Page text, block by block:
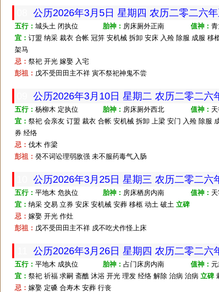
公历2026年3月5日 星期四 农历二零二六
五行： 城头土 闭执位 胎神： 房床厕外正南 值神：
宜： 订盟 纳采 裁衣 合帐 冠笄 安机械 拆卸 安床 入殓 除服 成服 移
架马
忌： 祭祀 开光 嫁娶 入宅
彭祖： 戊不受田田主不祥 寅不祭祀神鬼不尝
公历2026年3月10日 星期二 农历二零二
五行： 杨柳木 定执位 胎神： 房床厕外西北 值神：
宜： 祭祀 会亲友 订盟 裁衣 合帐 安机械 拆卸 上梁 安门 入殓 除服
券 经络
忌： 伐木 作梁
彭祖： 癸不词讼理弱敌强 未不服药毒气入肠
公历2026年3月25日 星期三 农历二零二
五行： 平地木 危执位 胎神： 房床栖房内南 值神：
宜： 纳采 交易 立券 安床 安机械 安葬 移柩 动土 破土 立碑
忌： 嫁娶 开光 作灶
彭祖： 戊不受田田主不祥 戍不吃犬作怪上床
公历2026年3月26日 星期四 农历二零二
五行： 平地木 成执位 胎神： 占门床房内南 值神：
宜： 祭祀 祈福 求嗣 斋醮 沐浴 开光 理发 经络 解除 治病 治病 立碑
忌： 嫁娶 定磉 合寿木 安葬 行丧